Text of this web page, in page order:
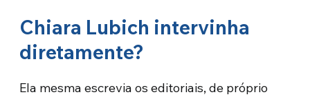
Chiara Lubich intervinha
diretamente?
Ela mesma escrevia os editoriais, de próprio